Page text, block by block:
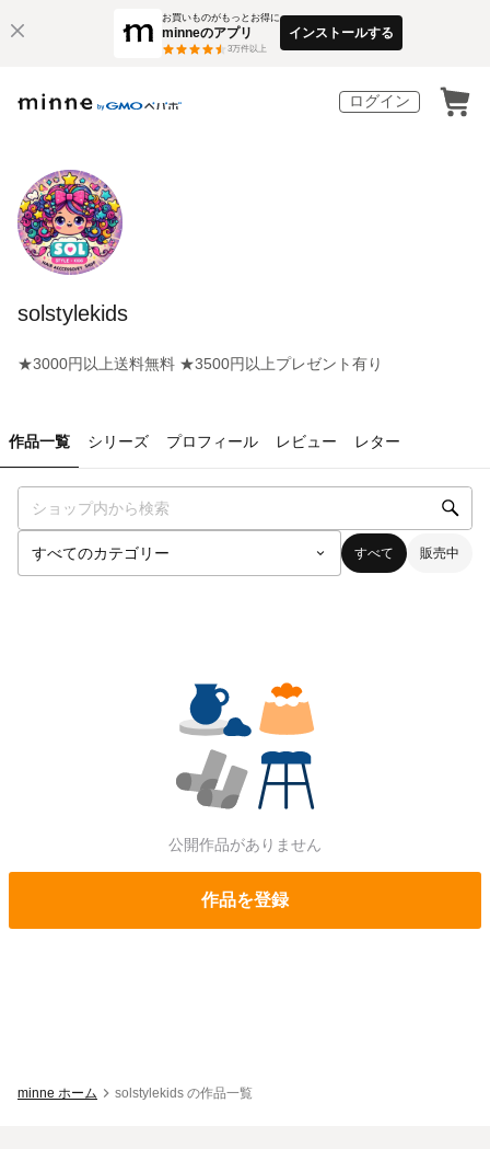
お買いものがもっとお得に
minneのアプリ
3万件以上
インストールする
ログイン
solstylekids
★3000円以上送料無料 ★3500円以上プレゼント有り
作品一覧 シリーズ プロフィール レビュー レター
すべて 販売中
公開作品がありません
作品を登録
minne ホーム solstylekids の作品一覧